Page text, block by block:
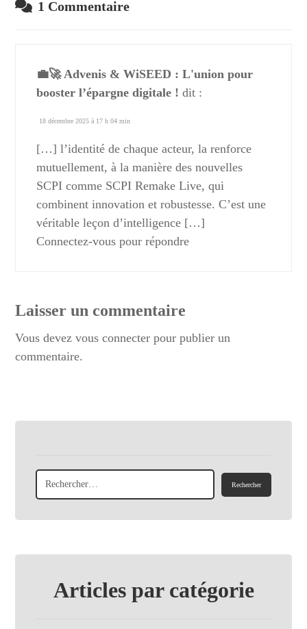
1 Commentaire
💼🚀 Advenis & WiSEED : L'union pour
booster l’épargne digitale ! dit :
18 décembre 2025 à 17 h 04 min
[…] l’identité de chaque acteur, la renforce
mutuellement, à la manière des nouvelles
SCPI comme SCPI Remake Live, qui
combinent innovation et robustesse. C’est une
véritable leçon d’intelligence […]
Connectez-vous pour répondre
Laisser un commentaire
Vous devezvous connecter pour publier un
commentaire.
Articles par catégorie